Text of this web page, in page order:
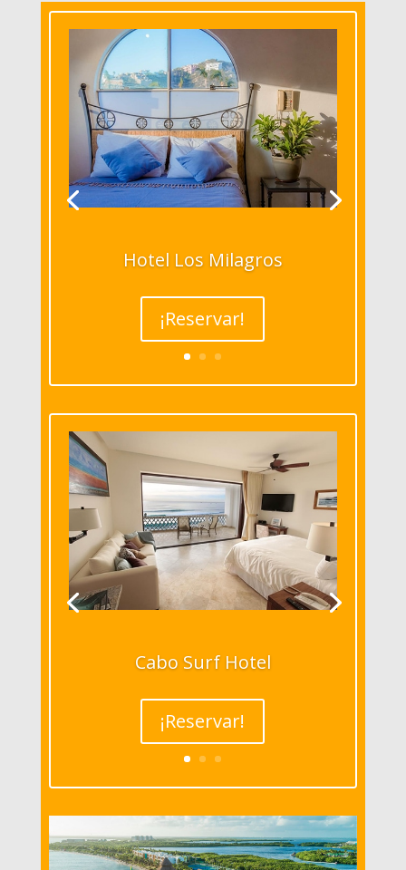
Hotel Los Milagros
¡Reservar!
Cabo Surf Hotel
¡Reservar!